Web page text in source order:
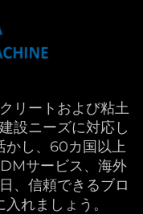
リートおよび粘土
設ニーズに対応し
かし、60カ国以上
サービス、海外
、信頼できるブロ
れましょう。